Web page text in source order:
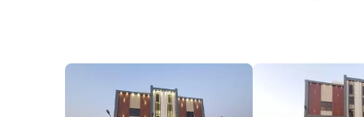
العقار مرهون
لا
العقار مقيد